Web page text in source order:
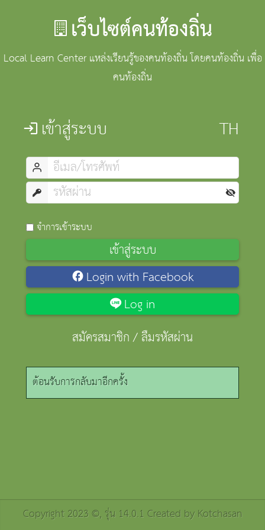
เว็บไซต์คนท้องถิ่น
Local Learn Center แหล่งเรียนรู้ของคนท้องถิ่น โดยคนท้องถิ่น เพื่อ
คนท้องถิ่น
เข้าสู่ระบบ
จำการเข้าระบบ
เข้าสู่ระบบ
Login with Facebook
Log in
สมัครสมาชิก/ลืมรหัสผ่าน
ต้อนรับการกลับมาอีกครั้ง
Copyright 2023 ©, รุ่น 14.0.1 Created byKotchasan